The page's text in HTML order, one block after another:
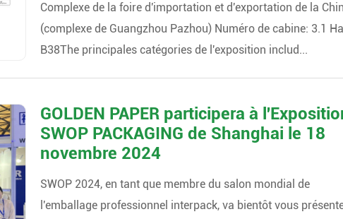
Complexe de la foire d'importation et d'exportation de la
(complexe de Guangzhou Pazhou) Numéro de cabine: 3.1
B38The principales catégories de l'exposition includ...
GOLDEN PAPER participera à
SWOP PACKAGING de Shanghai le 18
novembre 2024
SWOP 2024, en tant que membre du salon mondial de
l'emballage professionnel interpack, va bientôt vous